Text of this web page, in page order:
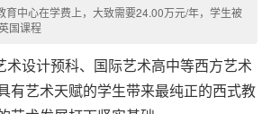
育中心在学费上，大致需要24.00万元/年，学生被
国课程
设计预科、国际艺术高中等西方艺术
有艺术天赋的学生带来最纯正的西式教